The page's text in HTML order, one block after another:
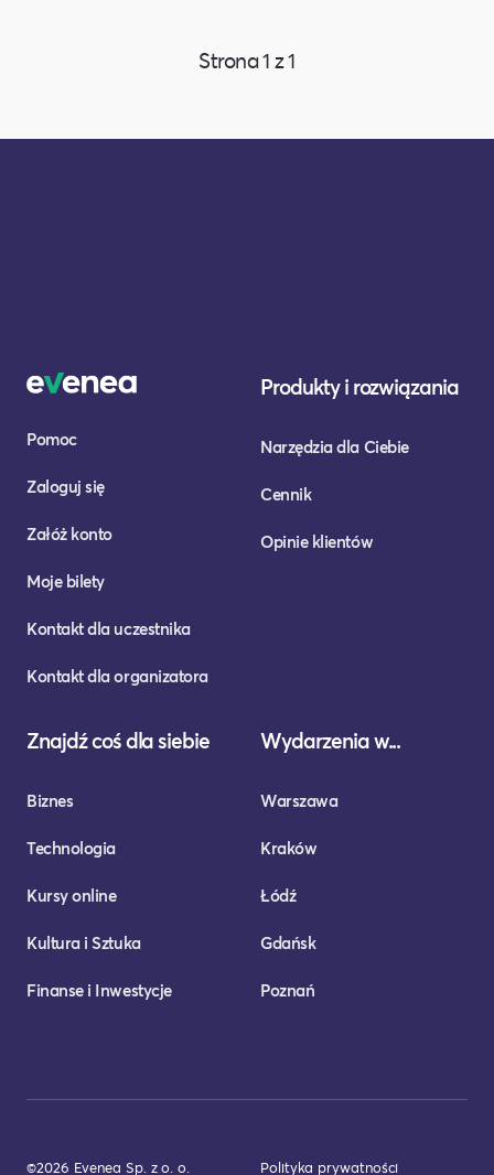
Strona1 z1
Pomoc
Zaloguj się
Załóż konto
Moje bilety
Kontakt dla uczestnika
Kontakt dla organizatora
Produkty i rozwiązania
Narzędzia dla Ciebie
Cennik
Opinie klientów
Znajdź coś dla siebie
Biznes
Technologia
Kursy online
Kultura i Sztuka
Finanse i Inwestycje
Wydarzenia w...
Warszawa
Kraków
Łódź
Gdańsk
Poznań
©2026 Evenea Sp. z o. o. Polityka prywatności